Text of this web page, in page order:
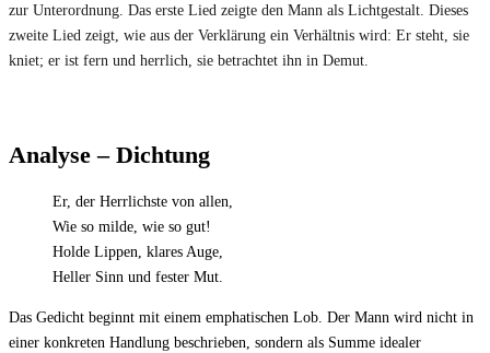
zur Unterordnung. Das erste Lied zeigte den Mann als Lichtgestalt. Dieses
zweite Lied zeigt, wie aus der Verklärung ein Verhältnis wird: Er steht, sie
kniet; er ist fern und herrlich, sie betrachtet ihn in Demut.
Analyse – Dichtung
Er, der Herrlichste von allen,
Wie so milde, wie so gut!
Holde Lippen, klares Auge,
Heller Sinn und fester Mut.
Das Gedicht beginnt mit einem emphatischen Lob. Der Mann wird nicht in
einer konkreten Handlung beschrieben, sondern als Summe idealer